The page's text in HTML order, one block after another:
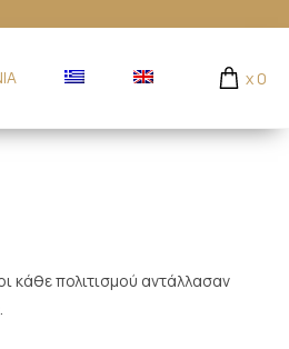
x 0
κάθε πολιτισμού αντάλλασαν